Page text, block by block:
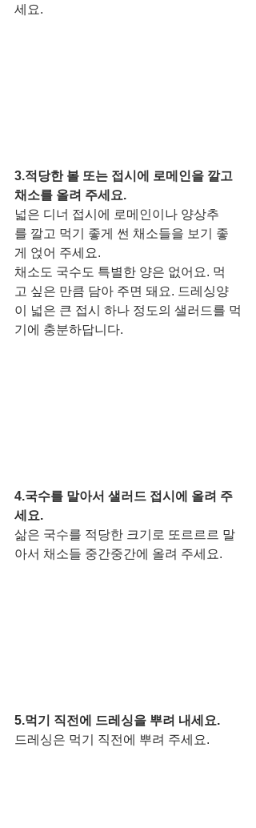
세요.
3.적당한 볼 또는 접시에 로메인을 깔고
채소를 올려 주세요.
넓은 디너 접시에 로메인이나 양상추
를 깔고 먹기 좋게 썬 채소들을 보기 좋
게 얹어 주세요.
채소도 국수도 특별한 양은 없어요. 먹
고 싶은 만큼 담아 주면 돼요. 드레싱양
이 넓은 큰 접시 하나 정도의 샐러드를 먹
기에 충분하답니다.
4.국수를 말아서 샐러드 접시에 올려 주
세요.
삶은 국수를 적당한 크기로 또르르르 말
아서 채소들 중간중간에 올려 주세요.
5.먹기 직전에 드레싱을 뿌려 내세요.
드레싱은 먹기 직전에 뿌려 주세요.